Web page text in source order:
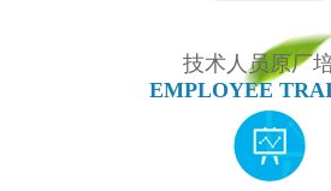
技术人员原厂
EMPLOYEE